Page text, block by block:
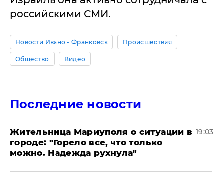
российскими СМИ.
Новости Ивано - Франковск Происшествия
Общество Видео
Последние новости
Жительница Мариуполя о ситуации в
городе: "Горело все, что только
можно. Надежда рухнула"
19:03